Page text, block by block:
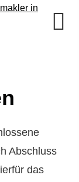
Abschluss
das